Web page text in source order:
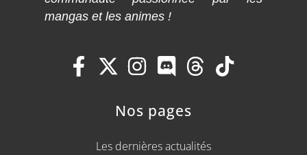
mangas et les animes !
Nos pages
Les dernières actualités